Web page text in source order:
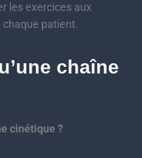
les exercices aux
chaque patient.
chaîne
cinétique ?